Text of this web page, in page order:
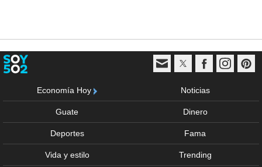
Economía Hoy Noticias
Guate Dinero
Deportes Fama
Vida y estilo Trending